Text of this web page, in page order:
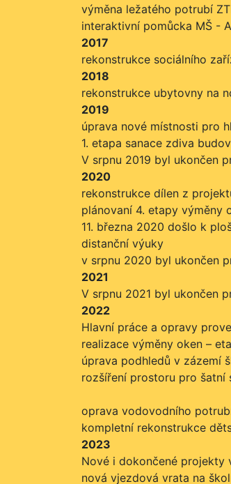
výměna ležatého potrubí
interaktivní pomůcka MŠ -
2017
rekonstrukce sociálního
2018
rekonstrukce ubytovny na
2019
úprava nové místnosti pro
1. etapa sanace zdiva
V srpnu 2019 byl ukončen
2020
rekonstrukce dílen z
plánovaní 4. etapy výměny
11. března 2020 došlo k
distanční výuky
v srpnu 2020 byl ukončen
2021
V srpnu 2021 byl ukončen
2022
Hlavní práce a opravy
realizace výměny oken –
úprava podhledů v zázemí
rozšíření prostoru pro šatní
oprava vodovodního
kompletní rekonstrukce
2023
Nové i dokončené projekty
nová vjezdová vrata na